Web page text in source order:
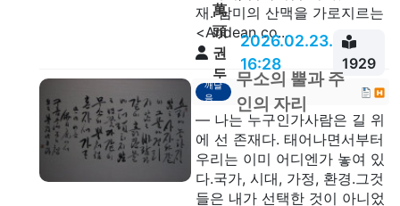
재. 남미의 산맥을 가로지르는
<Andean co...
萬
頭
권
두
안
2026.02.23.
16:28
1929
깨달
음
무소의 뿔과 주
인의 자리
— 나는 누구인가사람은 길 위
에 선 존재다. 태어나면서부터
우리는 이미 어디엔가 놓여 있
다.국가, 시대, 가정, 환경.그것
들은 내가 선택한 것이 아니었